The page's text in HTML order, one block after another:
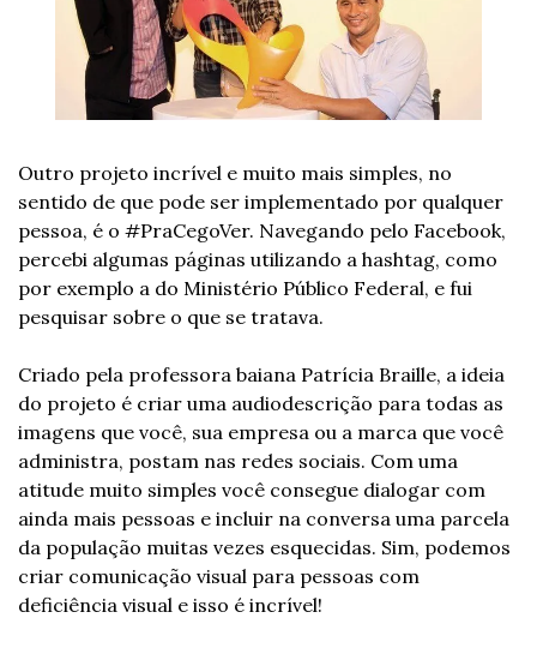
Outro projeto incrível e muito mais simples, no
sentido de que pode ser implementado por qualquer
pessoa, é o #PraCegoVer. Navegando pelo Facebook,
percebi algumas páginas utilizando a hashtag, como
por exemplo a do Ministério Público Federal, e fui
pesquisar sobre o que se tratava.
Criado pela professora baiana Patrícia Braille, a ideia
do projeto é criar uma audiodescrição para todas as
imagens que você, sua empresa ou a marca que você
administra, postam nas redes sociais. Com uma
atitude muito simples você consegue dialogar com
ainda mais pessoas e incluir na conversa uma parcela
da população muitas vezes esquecidas. Sim, podemos
criar comunicação visual para pessoas com
deficiência visual e isso é incrível!